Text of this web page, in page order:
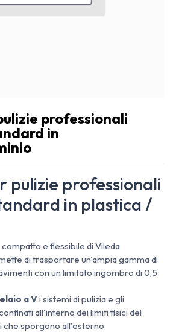
professionali
in
pulizie professionali
in plastica /
e flessibile di Vileda
di trasportare un'ampia gamma di
con un limitato ingombro di 0,5
a Vi sistemi di pulizia e gli
all'interno dei limiti fisici del
che sporgono all'esterno.